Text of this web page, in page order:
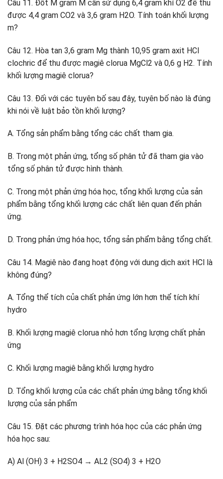
Câu 11. Đốt M gram M cần sử dụng 6,4 gram khí O2 để thu
được 4,4 gram CO2 và 3,6 gram H2O. Tính toán khối lượng
m?
Câu 12. Hòa tan 3,6 gram Mg thành 10,95 gram axit HCl
clochric để thu được magiê clorua MgCl2 và 0,6 g H2. Tính
khối lượng magiê clorua?
Câu 13. Đối với các tuyên bố sau đây, tuyên bố nào là đúng
khi nói về luật bảo tồn khối lượng?
A. Tổng sản phẩm bằng tổng các chất tham gia.
B. Trong một phản ứng, tổng số phân tử đã tham gia vào
tổng số phân tử được hình thành.
C. Trong một phản ứng hóa học, tổng khối lượng của sản
phẩm bằng tổng khối lượng các chất liên quan đến phản
ứng.
D. Trong phản ứng hóa học, tổng sản phẩm bằng tổng chất.
Câu 14. Magiê nào đang hoạt động với dung dịch axit HCl là
không đúng?
A. Tổng thể tích của chất phản ứng lớn hơn thể tích khí
hydro
B. Khối lượng magiê clorua nhỏ hơn tổng lượng chất phản
ứng
C. Khối lượng magiê bằng khối lượng hydro
D. Tổng khối lượng của các chất phản ứng bằng tổng khối
lượng của sản phẩm
Câu 15. Đặt các phương trình hóa học của các phản ứng
hóa học sau:
A) Al (OH) 3 + H2SO4 → AL2 (SO4) 3 + H2O